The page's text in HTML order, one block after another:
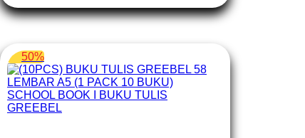
Rp 7.600.adalah:
Rp 3.800.
50%